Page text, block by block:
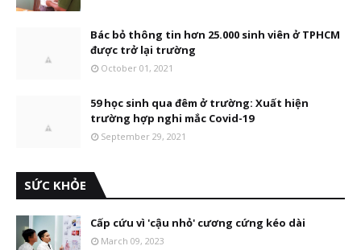
Bác bỏ thông tin hơn 25.000 sinh viên ở TPHCM
được trở lại trường
October 01, 2021
59 học sinh qua đêm ở trường: Xuất hiện
trường hợp nghi mắc Covid-19
September 29, 2021
SỨC KHỎE
Cấp cứu vì 'cậu nhỏ' cương cứng kéo dài
March 09, 2023